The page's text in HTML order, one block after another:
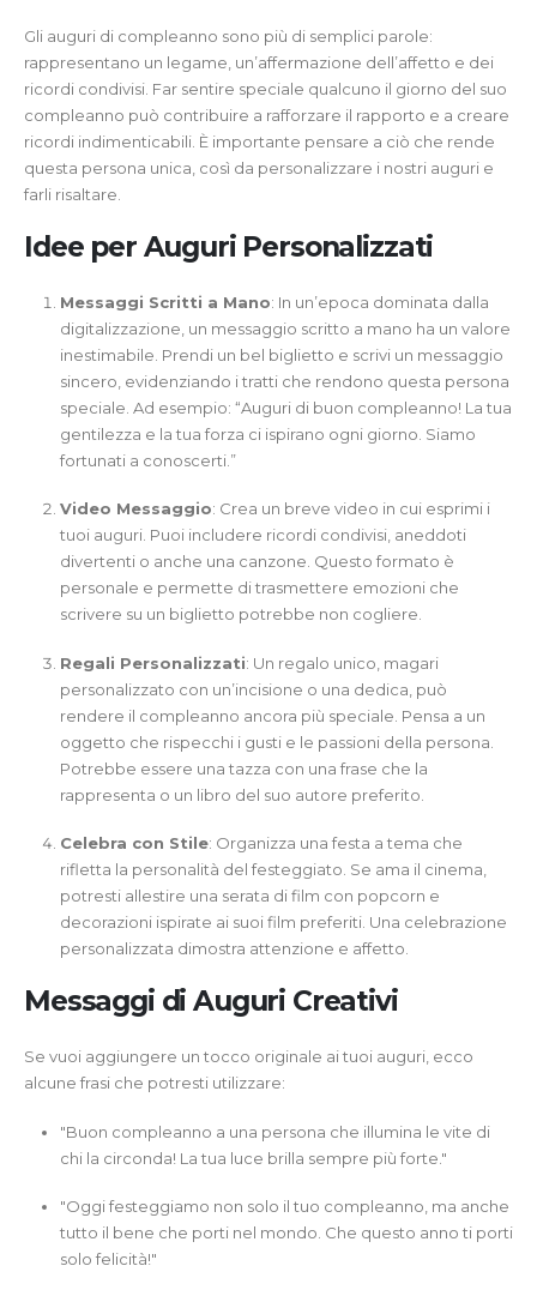
Gli auguri di compleanno sono più di semplici parole:
rappresentano un legame, un’affermazione dell’affetto e dei
ricordi condivisi. Far sentire speciale qualcuno il giorno del suo
compleanno può contribuire a rafforzare il rapporto e a creare
ricordi indimenticabili. È importante pensare a ciò che rende
questa persona unica, così da personalizzare i nostri auguri e
farli risaltare.
Idee per Auguri Personalizzati
Messaggi Scritti a Mano: In un’epoca dominata dalla
digitalizzazione, un messaggio scritto a mano ha un valore
inestimabile. Prendi un bel biglietto e scrivi un messaggio
sincero, evidenziando i tratti che rendono questa persona
speciale. Ad esempio: “Auguri di buon compleanno! La tua
gentilezza e la tua forza ci ispirano ogni giorno. Siamo
fortunati a conoscerti.”
Video Messaggio: Crea un breve video in cui esprimi i
tuoi auguri. Puoi includere ricordi condivisi, aneddoti
divertenti o anche una canzone. Questo formato è
personale e permette di trasmettere emozioni che
scrivere su un biglietto potrebbe non cogliere.
Regali Personalizzati: Un regalo unico, magari
personalizzato con un’incisione o una dedica, può
rendere il compleanno ancora più speciale. Pensa a un
oggetto che rispecchi i gusti e le passioni della persona.
Potrebbe essere una tazza con una frase che la
rappresenta o un libro del suo autore preferito.
Celebra con Stile: Organizza una festa a tema che
rifletta la personalità del festeggiato. Se ama il cinema,
potresti allestire una serata di film con popcorn e
decorazioni ispirate ai suoi film preferiti. Una celebrazione
personalizzata dimostra attenzione e affetto.
Messaggi di Auguri Creativi
Se vuoi aggiungere un tocco originale ai tuoi auguri, ecco
alcune frasi che potresti utilizzare:
"Buon compleanno a una persona che illumina le vite di
chi la circonda! La tua luce brilla sempre più forte."
"Oggi festeggiamo non solo il tuo compleanno, ma anche
tutto il bene che porti nel mondo. Che questo anno ti porti
solo felicità!"